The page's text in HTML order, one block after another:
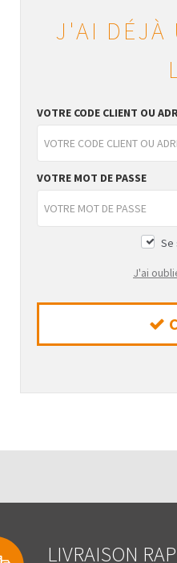
J'AI DÉJÀ
VOTRE CODE CLIENT OU
VOTRE MOT DE PASSE
Se
J'ai
LIVRAISON